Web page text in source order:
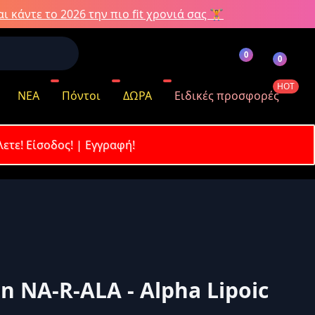
κάντε το 2026 την πιο fit χρονιά σας 🏋️
0 0
ΝΕΑ Πόντοι ΔΩΡΑ Ειδικές προσφορές
HOT
Είσοδος! | Εγγραφή!
NA-R-ALA - Alpha Lipoic
σας;